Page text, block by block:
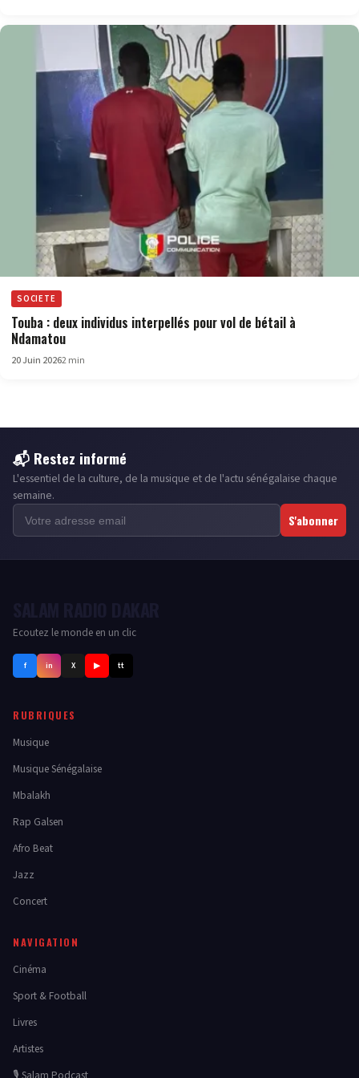
SOCIETE
Touba : deux individus interpellés pour vol de bétail à
Ndamatou
20 Juin 20262 min
📬 Restez informé
L'essentiel de la culture, de la musique et de l'actu sénégalaise chaque
semaine.
S'abonner
Ecoutez le monde en un clic
f in X ▶ tt
RUBRIQUES
Musique
Musique Sénégalaise
Mbalakh
Rap Galsen
Afro Beat
Jazz
Concert
NAVIGATION
Cinéma
Sport & Football
Livres
Artistes